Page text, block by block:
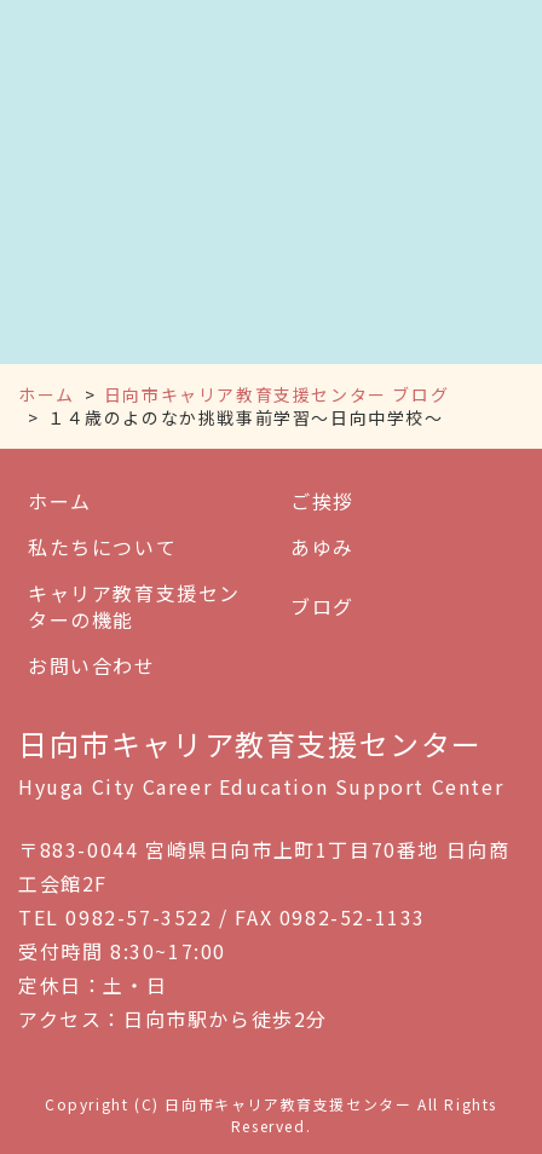
ホーム
日向市キャリア教育支援センター ブログ
１４歳のよのなか挑戦事前学習～日向中学校～
ホーム
ご挨拶
私たちについて
あゆみ
キャリア教育支援セン
ターの機能
ブログ
お問い合わせ
日向市キャリア教育支援センター
Hyuga City Career Education Support Center
〒883-0044 宮崎県日向市上町1丁目70番地 日向商
工会館2F
TEL 0982-57-3522 / FAX 0982-52-1133
受付時間 8:30~17:00
定休日：土・日
アクセス：日向市駅から徒歩2分
Copyright (C) 日向市キャリア教育支援センター All Rights
Reserved.